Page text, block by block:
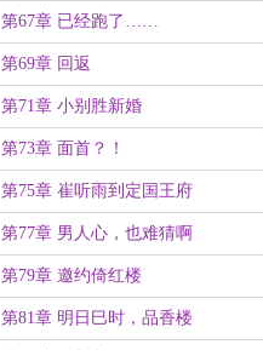
第67章 已经跑了……
第69章 回返
第71章 小别胜新婚
第73章 面首？！
第75章 崔听雨到定国王府
第77章 男人心，也难猜啊
第79章 邀约倚红楼
第81章 明日巳时，品香楼